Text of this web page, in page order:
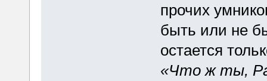
прочих
быть или не
остается
«Что ж ты,